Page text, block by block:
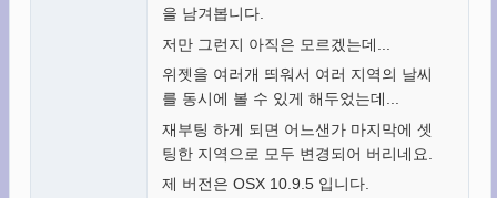
을 남겨봅니다.
저만 그런지 아직은 모르겠는데...
위젯을 여러개 띄워서 여러 지역의 날씨
를 동시에 볼 수 있게 해두었는데...
재부팅 하게 되면 어느샌가 마지막에 셋
팅한 지역으로 모두 변경되어 버리네요.
제 버전은 OSX 10.9.5 입니다.